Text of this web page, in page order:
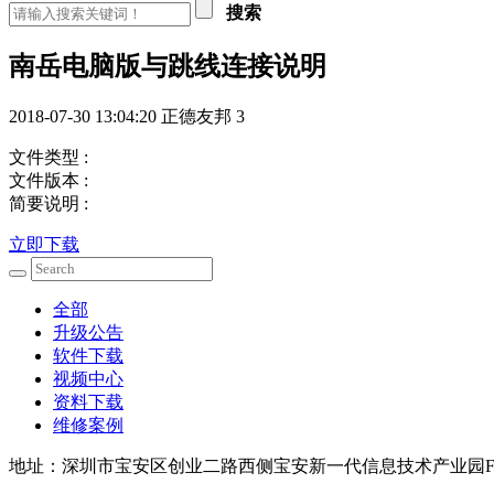
搜索
南岳电脑版与跳线连接说明
2018-07-30 13:04:20 正德友邦 3
文件类型 :
文件版本 :
简要说明 :
立即下载
全部
升级公告
软件下载
视频中心
资料下载
维修案例
地址：深圳市宝安区创业二路西侧宝安新一代信息技术产业园